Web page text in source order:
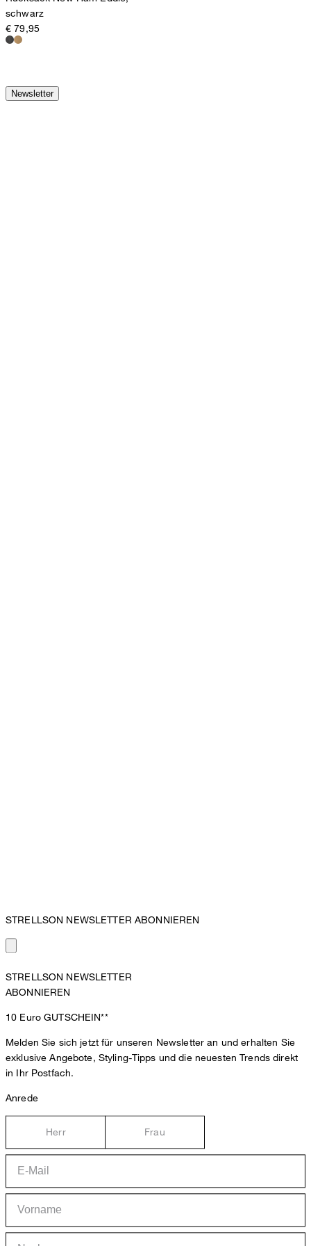
schwarz
€ 79,95
Newsletter
STRELLSON NEWSLETTER ABONNIEREN
STRELLSON NEWSLETTER
ABONNIEREN
10 EuroGUTSCHEIN**
Melden Sie sich jetzt für unseren Newsletter an und erhalten Sie
exklusive Angebote, Styling-Tipps und die neuesten Trends direkt
in Ihr Postfach.
Anrede
Herr Frau